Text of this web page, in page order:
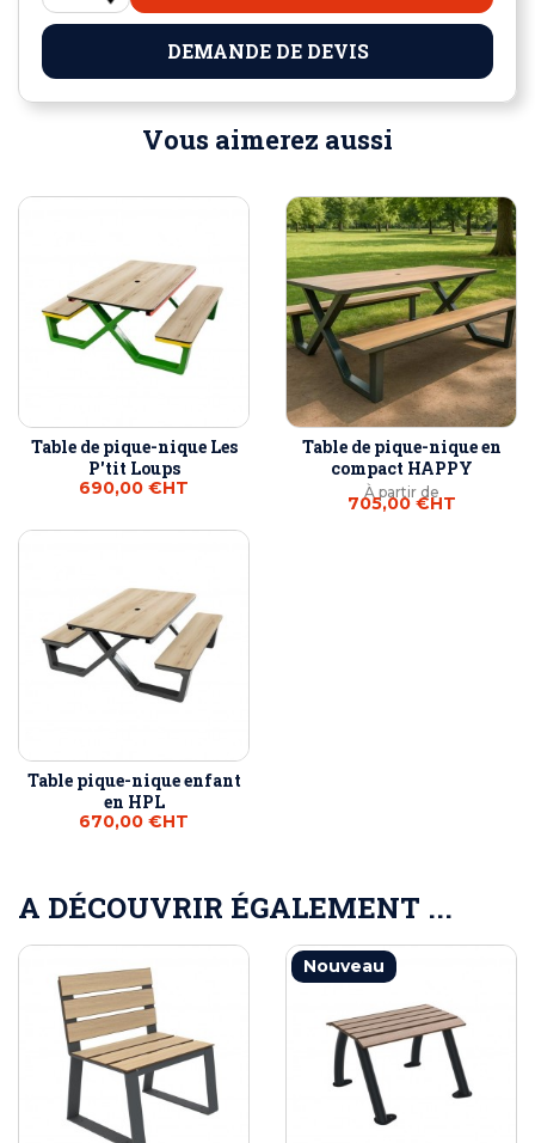
DEMANDE DE DEVIS
Vous aimerez aussi
Table de pique-nique Les
P'tit Loups
690,00 €HT
Table de pique-nique en
compact HAPPY
À partir de
705,00 €HT
Table pique-nique enfant
en HPL
670,00 €HT
A DÉCOUVRIR ÉGALEMENT ...
Nouveau